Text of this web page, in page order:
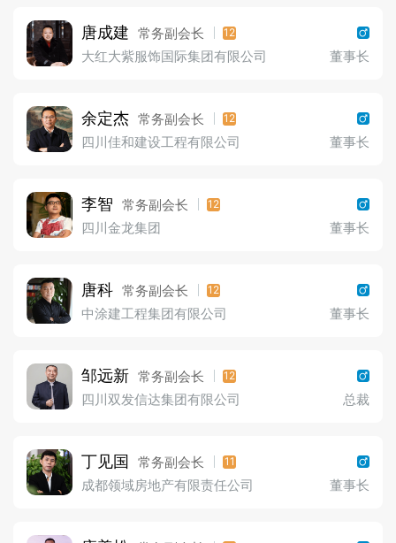
唐成建 常务副会长 12
大红大紫服饰国际集团有限公司 董事长
余定杰 常务副会长 12
四川佳和建设工程有限公司 董事长
李智 常务副会长 12
四川金龙集团 董事长
唐科 常务副会长 12
中涂建工程集团有限公司 董事长
邹远新 常务副会长 12
四川双发信达集团有限公司 总裁
丁见国 常务副会长 11
成都领域房地产有限责任公司 董事长